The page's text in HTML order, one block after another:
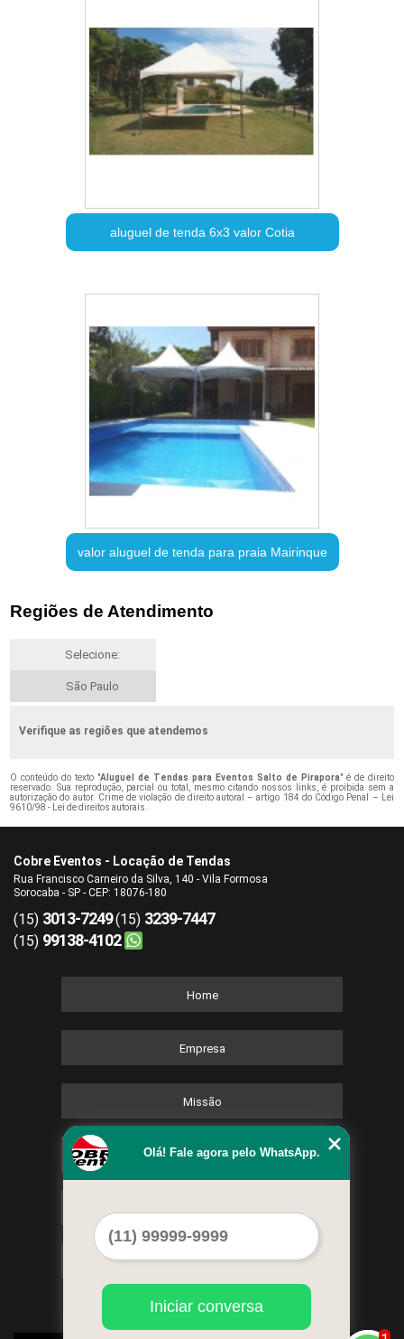
aluguel de tenda 6x3 valor Cotia
valor aluguel de tenda para praia Mairinque
Regiões de Atendimento
Selecione:
São Paulo
Verifique as regiões que atendemos
O conteúdo do texto "Aluguel de Tendas para Eventos Salto de Pirapora" é de direito
reservado. Sua reprodução, parcial ou total, mesmo citando nossos links, é proibida sem a
autorização do autor. Crime de violação de direito autoral – artigo 184 do Código Penal –
Lei
9610/98 - Lei de direitos autorais
Cobre Eventos - Locação de Tendas
Rua Francisco Carneiro da Silva, 140 - Vila Formosa
Sorocaba - SP - CEP: 18076-180
(15) 3013-7249(15) 3239-7447
(15) 99138-4102
Home
Empresa
Missão
Serviços
Mapa do site
Olá! Fale agora pelo WhatsApp.
Iniciar conversa